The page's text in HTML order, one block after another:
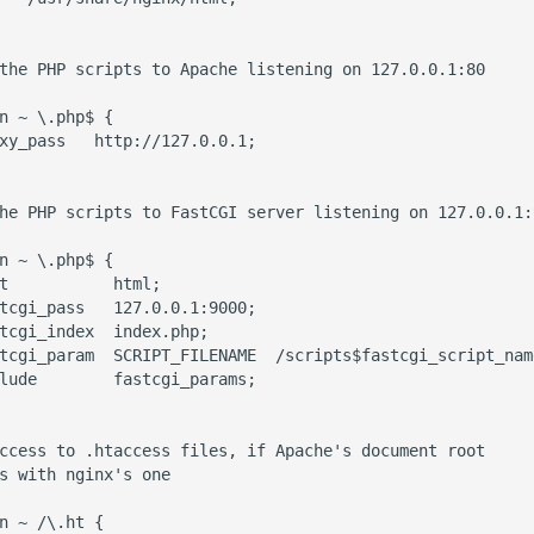
PHP scripts to Apache listening on 127.0.0.1:80
~ \.php$ {
http://127.0.0.1;
PHP scripts to FastCGI server listening on
~ \.php$ {
html;
127.0.0.1:9000;
index.php;
SCRIPT_FILENAME  /
fastcgi_params;
to .htaccess files, if Apache's document root
with nginx's one
~ /\.ht {